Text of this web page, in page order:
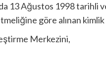
13 Ağustos 1998 tarihli
göre alınan
Merkezini,